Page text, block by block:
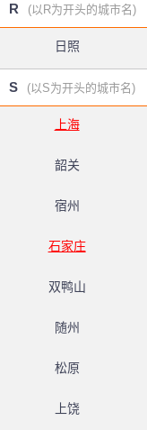
R (以R为开头的城市名)
日照
S (以S为开头的城市名)
上海
韶关
宿州
石家庄
双鸭山
随州
松原
上饶